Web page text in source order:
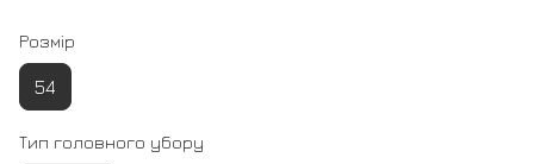
Розмір
54
Тип головного убору